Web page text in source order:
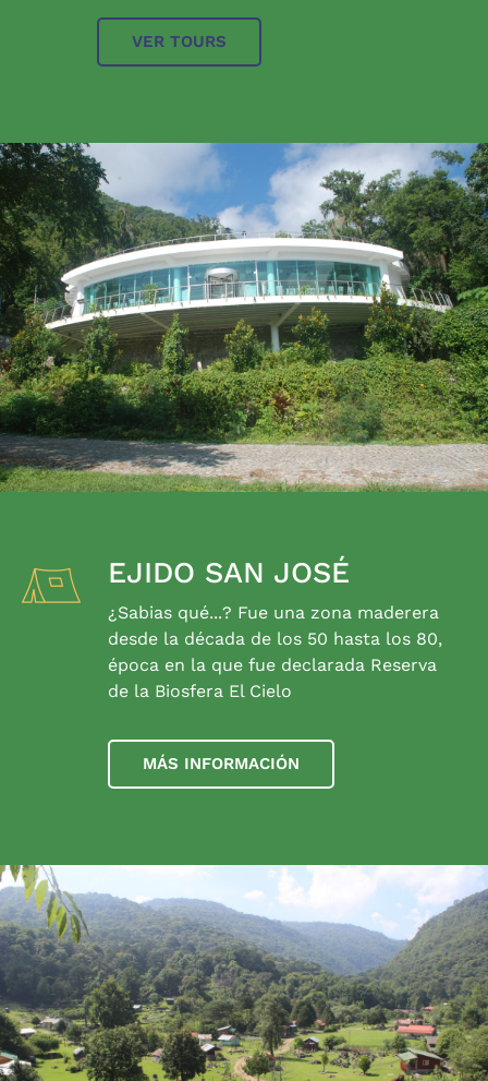
VER TOURS
EJIDO SAN JOSÉ
¿Sabias qué...? Fue una zona maderera
desde la década de los 50 hasta los 80,
época en la que fue declarada Reserva
de la Biosfera El Cielo
MÁS INFORMACIÓN